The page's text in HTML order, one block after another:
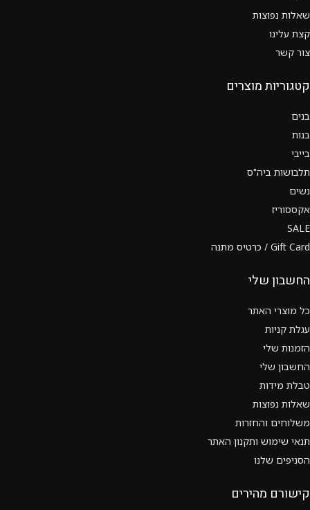
שאלות נפוצות
קצת עלינו
צור קשר
קטגוריות מוצרים
בנים
בנות
בייבי
תלבושות ביה"ס
נשים
אקססוריז
SALE
Gift Card / כרטיס מתנה
החשבון שלי
כל מוצרי האתר
עגלת קניות
הזמנות שלי
החשבון שלי
טבלת מידות
שאלות נפוצות
משלוחים והחזרות
תנאי שימוש ותקנון האתר
הסניפים שלנו
קישורם מהירים